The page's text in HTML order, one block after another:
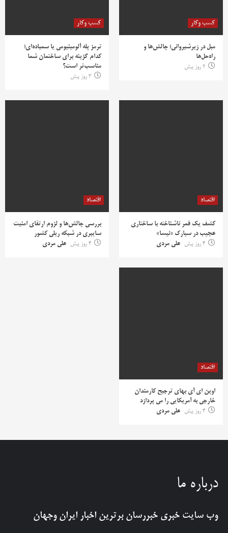
کسب وکار
مبل در زیرشیروانی؛ چالش‌ها و
راه‌حل‌ها
2 روز پیش
کسب وکار
ترمز پله آلومینیومی یا سمباده‌ای؛
کدام گزینه برای ساختمان شما
مناسب‌تر است؟
3 روز پیش
اقتصاد
کشف یک قمر ناشناخته با ساختاری
عجیب در سیارک «نیسا»
4 روز پیش
علی مردی
اقتصاد
بررسی چالش‌ها و لزوم ارتقای امنیت
سایبری در شبکه ریلی کشور
4 روز پیش
علی مردی
اقتصاد
اوپن ای آی بهای ترجیح کارمندان
خارجی به آمریکایی را می پردازد
4 روز پیش
علی مردی
درباره ما
وب سایت خبری خبررسان برترین اخبار ایران وجهان